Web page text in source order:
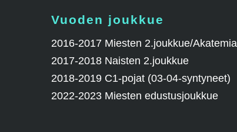
Vuoden joukkue
2016-2017 Miesten 2.joukkue/Akatemia
2017-2018 Naisten 2.joukkue
2018-2019 C1-pojat (03-04-syntyneet)
2022-2023 Miesten edustusjoukkue